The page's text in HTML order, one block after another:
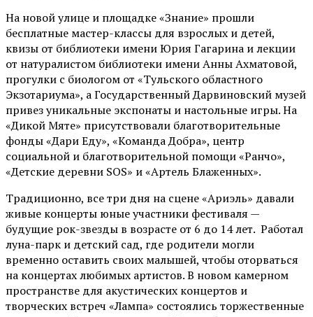
На новой улице и площадке «Знание» прошли
бесплатные мастер-классы для взрослых и детей,
квизы от библиотеки имени Юрия Гагарина и лекции
от натуралистом библиотеки имени Анны Ахматовой,
прогулки с биологом от «Тульского областного
Экзотариума», а Государственный Дарвиновский музей
привез уникальные экспонаты и настольные игры. На
«Дикой Мяте» присутствовали благотворительные
фонды «Дари Еду», «Команда Добра», центр
социальной и благотворительной помощи «Ранчо»,
«Детские деревни SOS» и «Артель Блаженных».
Традиционно, все три дня на сцене«Ариэль» давали
живые концерты юные участники фестиваля —
будущие рок-звезды в возрасте от 6 до 14 лет. Работал
луна-парк и детский сад, где родители могли
временно оставить своих малышей, чтобы оторваться
на концертах любимых артистов. В новом камерном
пространстве для акустических концертов и
творческих встреч «Лампа» состоялись торжественные